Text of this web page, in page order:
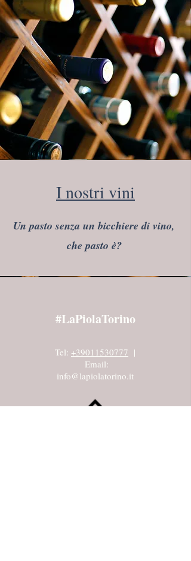
I nostri vini
Un pasto senza un bicchiere di vino,
che pasto è?
#LaPiolaTorino
Tel: +39011530777 |
Email:
info@lapiolatorino.it